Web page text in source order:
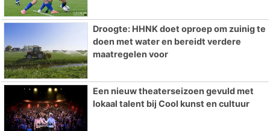
Droogte: HHNK doet oproep om zuinig te
doen met water en bereidt verdere
maatregelen voor
Een nieuw theaterseizoen gevuld met
lokaal talent bij Cool kunst en cultuur